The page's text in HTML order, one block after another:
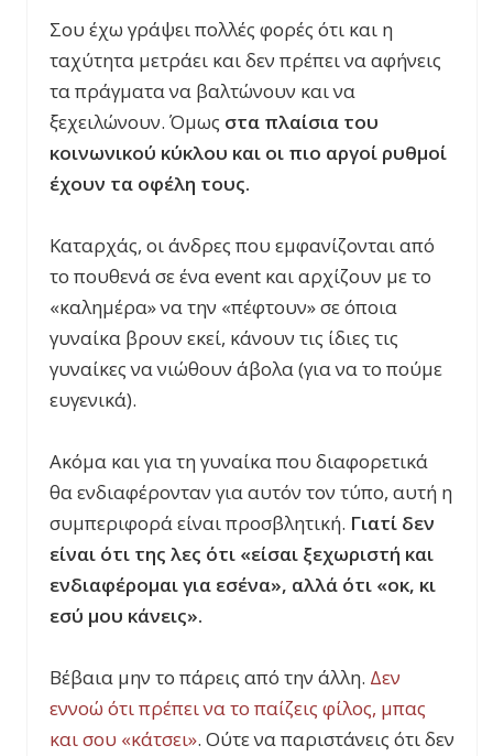
Σου έχω γράψει πολλές φορές ότι και η
ταχύτητα μετράει και δεν πρέπει να αφήνεις
τα πράγματα να βαλτώνουν και να
ξεχειλώνουν. Όμως στα πλαίσια του
κοινωνικού κύκλου και οι πιο αργοί ρυθμοί
έχουν τα οφέλη τους.
Καταρχάς, οι άνδρες που εμφανίζονται από
το πουθενά σε ένα event και αρχίζουν με το
«καλημέρα» να την «πέφτουν» σε όποια
γυναίκα βρουν εκεί, κάνουν τις ίδιες τις
γυναίκες να νιώθουν άβολα (για να το πούμε
ευγενικά).
Ακόμα και για τη γυναίκα που διαφορετικά
θα ενδιαφέρονταν για αυτόν τον τύπο, αυτή η
συμπεριφορά είναι προσβλητική. Γιατί δεν
είναι ότι της λες ότι «είσαι ξεχωριστή και
ενδιαφέρομαι για εσένα», αλλά ότι «οκ, κι
εσύ μου κάνεις».
Βέβαια μην το πάρεις από την άλλη. Δεν
εννοώ ότι πρέπει να το παίζεις φίλος, μπας
και σου «κάτσει». Ούτε να παριστάνεις ότι δεν